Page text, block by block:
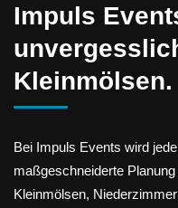
Impuls
Kleinmölsen.
Bei Impuls Events wird
maßgeschneiderte
Kleinmölsen,